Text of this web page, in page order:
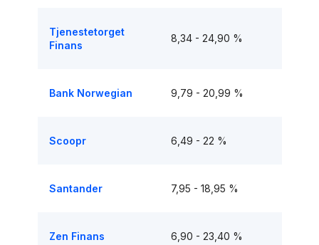
Tjenestetorget
Finans
8,34 - 24,90 %
Bank Norwegian 9,79 - 20,99 %
Scoopr 6,49 - 22 %
Santander 7,95 - 18,95 %
Zen Finans 6,90 - 23,40 %